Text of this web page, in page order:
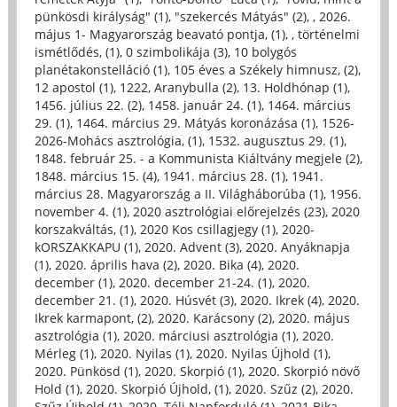
pünkösdi királyság" (1), "szekercés Mátyás" (2), , 2026.
május 1- Magyarország beavató pontja, (1), , történelmi
ismétlődés, (1), 0 szimbolikája (3), 10 bolygós
planétakonstelláció (1), 105 éves a Székely himnusz, (2),
12 apostol (1), 1222, Aranybulla (2), 13. Holdhónap (1),
1456. július 22. (2), 1458. január 24. (1), 1464. március
29. (1), 1464. március 29. Mátyás koronázása (1), 1526-
2026-Mohács asztrológia, (1), 1532. augusztus 29. (1),
1848. február 25. - a Kommunista Kiáltvány megjele (2),
1848. március 15. (4), 1941. március 28. (1), 1941.
március 28. Magyarország a II. Világháborúba (1), 1956.
november 4. (1), 2020 asztrológiai előrejelzés (23), 2020
korszakváltás, (1), 2020 Kos csillagjegy (1), 2020-
kORSZAKKAPU (1), 2020. Advent (3), 2020. Anyáknapja
(1), 2020. április hava (2), 2020. Bika (4), 2020.
december (1), 2020. december 21-24. (1), 2020.
december 21. (1), 2020. Húsvét (3), 2020. Ikrek (4), 2020.
Ikrek karmapont, (2), 2020. Karácsony (2), 2020. május
asztrológia (1), 2020. márciusi asztrológia (1), 2020.
Mérleg (1), 2020. Nyilas (1), 2020. Nyilas Újhold (1),
2020. Pünkösd (1), 2020. Skorpió (1), 2020. Skorpió növő
Hold (1), 2020. Skorpió Újhold, (1), 2020. Szűz (2), 2020.